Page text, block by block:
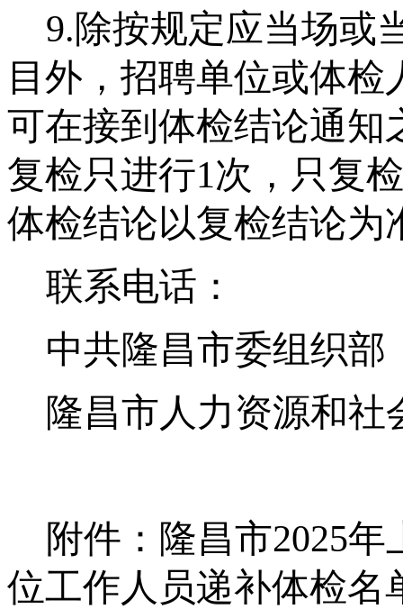
9.除按规定应当场或
目外，招聘单位或体
可在接到体检结论通知
复检只进行1次， 只复
体检结论以复检结论为
联系电话：
中共隆昌市委组织部
隆昌市人力资源和社
附件： 隆昌市2025年
位工作人员递补体检名